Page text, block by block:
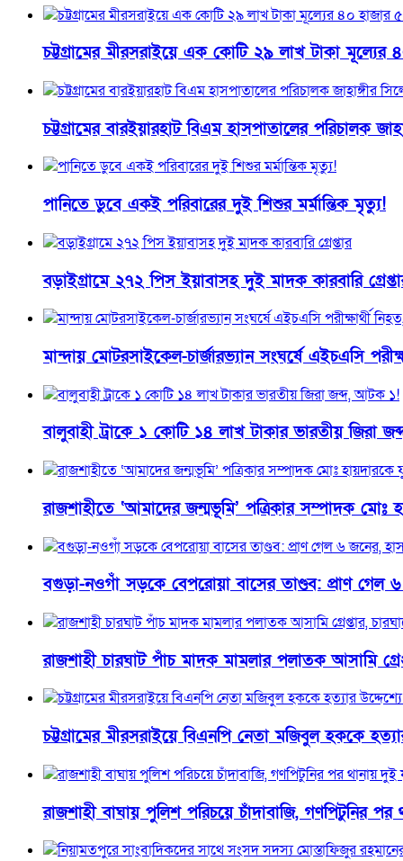
চট্টগ্রামের মীরসরাইয়ে এক কোটি ২৯ লাখ টাকা
চট্টগ্রামের বারইয়ারহাট বিএম হাসপাতালের পরিচালক
পানিতে ডুবে একই পরিবারের দুই শিশুর মর্মান্তিক মৃত্যু!
বড়াইগ্রামে ২৭২ পিস ইয়াবাসহ দুই মাদক কারবারি
মান্দায় মোটরসাইকেল-চার্জারভ্যান সংঘর্ষে এইচএসি
বালুবাহী ট্রাকে ১ কোটি ১৪ লাখ টাকার ভারতীয় জিরা
রাজশাহীতে ‘আমাদের জন্মভূমি’ পত্রিকার সম্পাদক মোঃ
বগুড়া-নওগাঁ সড়কে বেপরোয়া বাসের তাণ্ডব: প্রাণ গেল
রাজশাহী চারঘাট পাঁচ মাদক মামলার পলাতক আসামি
চট্টগ্রামের মীরসরাইয়ে বিএনপি নেতা মজিবুল হককে
রাজশাহী বাঘায় পুলিশ পরিচয়ে চাঁদাবাজি, গণপিটুনির